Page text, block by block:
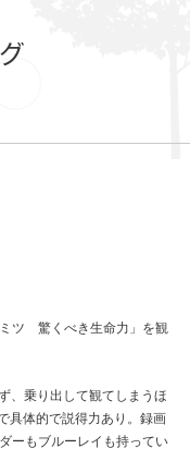
ツ 驚くべき生命力」を観
、乗り出して観てしまうほ
具体的で説得力あり。録画
ーもブルーレイも持ってい